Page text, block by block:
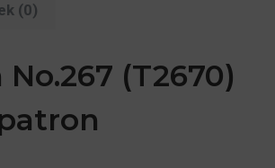
(0)
No.267 (T2670)